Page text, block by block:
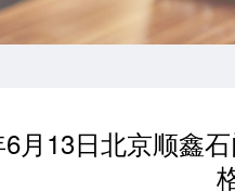
月13日北京顺鑫